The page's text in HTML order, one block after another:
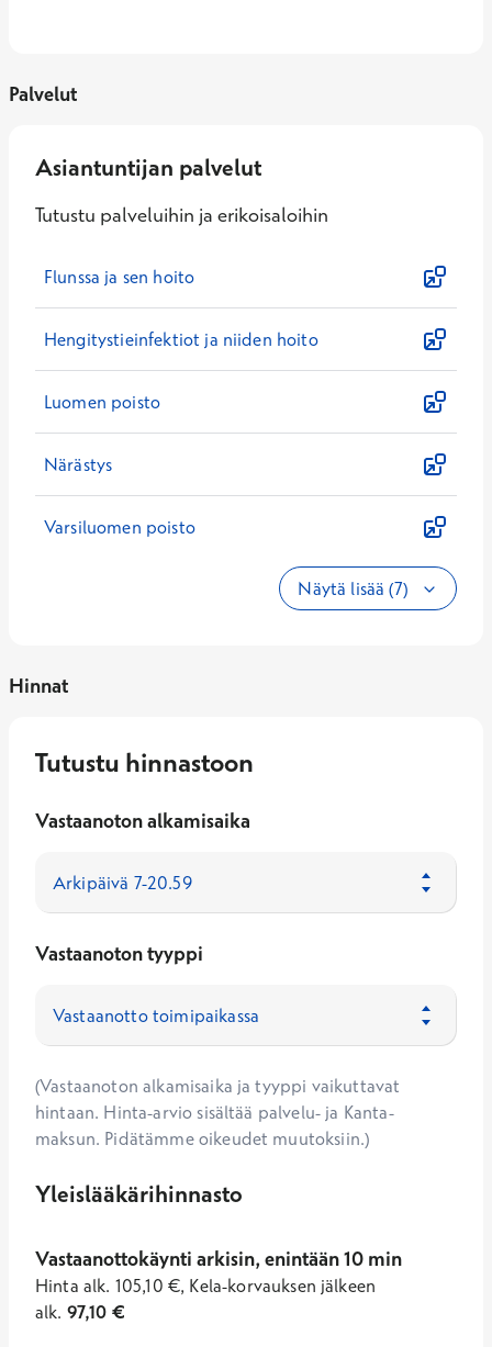
Palvelut
Asiantuntijan palvelut
Tutustu palveluihin ja erikoisaloihin
Flunssa ja sen hoito
Hengitystieinfektiot ja niiden hoito
Luomen poisto
Närästys
Varsiluomen poisto
Näytä lisää (7)
Hinnat
Tutustu hinnastoon
Vastaanoton alkamisaika
Vastaanoton tyyppi
(Vastaanoton alkamisaika ja tyyppi vaikuttavat
hintaan. Hinta-arvio sisältää palvelu- ja Kanta-
maksun. Pidätämme oikeudet muutoksiin.)
Yleislääkärihinnasto
Vastaanottokäynti arkisin, enintään 10 min
Hinta alk. 105,10 €, Kela-korvauksen jälkeen
alk. 97,10 €